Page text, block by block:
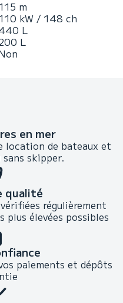
m
kW / 148 ch
L
L
en mer
location de bateaux et
skipper.
qualité
régulièrement
plus élevées possibles
paiements et dépôts